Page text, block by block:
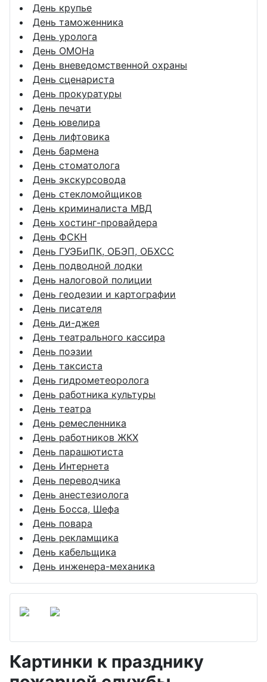
День крупье
День таможенника
День уролога
День ОМОНа
День вневедомственной охраны
День сценариста
День прокуратуры
День печати
День ювелира
День лифтовика
День бармена
День стоматолога
День экскурсовода
День стекломойщиков
День криминалиста МВД
День хостинг-провайдера
День ФСКН
День ГУЭБиПК, ОБЭП, ОБХСС
День подводной лодки
День налоговой полиции
День геодезии и картографии
День писателя
День ди-джея
День театрального кассира
День поэзии
День таксиста
День гидрометеоролога
День работника культуры
День театра
День ремесленника
День работников ЖКХ
День парашютиста
День Интернета
День переводчика
День анестезиолога
День Босса, Шефа
День повара
День рекламщика
День кабельщика
День инженера-механика
Картинки к празднику